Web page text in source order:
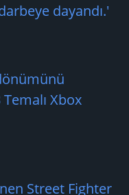
dayandı.'
Xbox
Street Fighter